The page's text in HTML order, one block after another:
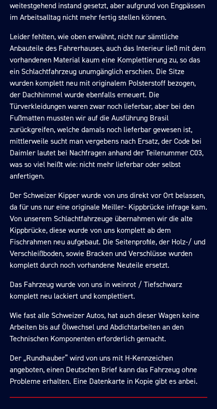
weitestgehend instand gesetzt, aber aufgrund von Engpässen
im Arbeitsalltag nicht mehr fertig stellen können.
Leider fehlten, wie oben erwähnt, nicht nur sämtliche
Anbauteile des Fahrerhauses, auch das Interieur ließ mit dem
vorhandenen Material kaum eine Komplettierung zu, so das
ein Schlachtfahrzeug unumgänglich erschien. Die Sitze
wurden komplett neu mit originalem Polsterstoff bezogen,
der Dachhimmel wurde ebenfalls erneuert. Die
Türverkleidungen waren zwar noch lieferbar, aber bei den
Fußmatten mussten wir auf die Ausführung Brasil
zurückgreifen, welche damals noch lieferbar gewesen ist,
mittlerweile sucht man vergebens nach Ersatz, der Code bei
Daimler lautet bei Nachfragen anhand der Teilenummer C03,
was so viel heißt wie: nicht mehr lieferbar oder selbst
anfertigen.
Der Schweizer Kipper wurde von uns direkt vor Ort belassen,
da für uns nur eine originale Meiller- Kippbrücke infrage kam.
Von unserem Schlachtfahrzeuge übernahmen wir die alte
Kippbrücke, diese wurde von uns komplett ab dem
Fischrahmen neu aufgebaut. Die Seitenprofile, der Holz-/ und
Verschleißboden, sowie Bracken und Verschlüsse wurden
komplett durch noch vorhandene Neuteile ersetzt.
Das Fahrzeug wurde von uns in weinrot / Tiefschwarz
komplett neu lackiert und komplettiert.
Wie fast alle Schweizer Autos, hat auch dieser Wagen keine
Arbeiten bis auf Ölwechsel und Abdichtarbeiten an den
Technischen Komponenten erforderlich gemacht.
Der „Rundhauber“ wird von uns mit H-Kennzeichen
angeboten, einen Deutschen Brief kann das Fahrzeug ohne
Probleme erhalten. Eine Datenkarte in Kopie gibt es anbei.